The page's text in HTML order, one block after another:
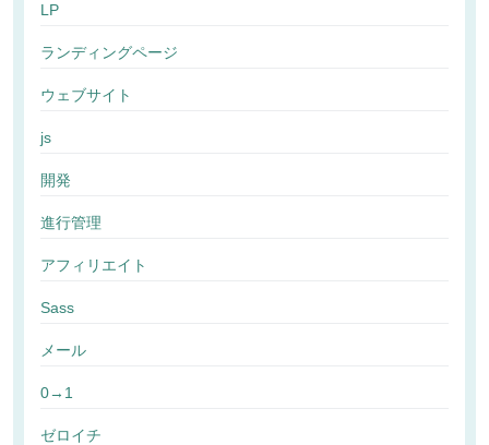
LP
ランディングページ
ウェブサイト
js
開発
進行管理
アフィリエイト
Sass
メール
0→1
ゼロイチ